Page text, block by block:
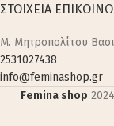
ΣΤΟΙΧΕΙΑ
M. Μητροπολίτου
2531027438
info@feminashop.gr
Femina shop